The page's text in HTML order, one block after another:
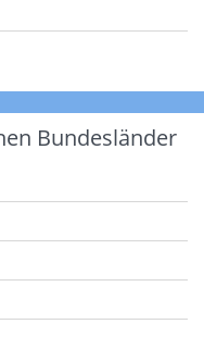
Bundesländer